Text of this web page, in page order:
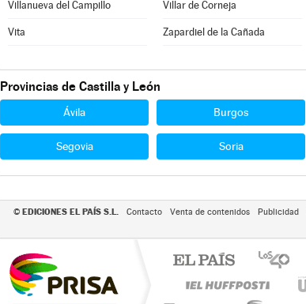
Villanueva del Campillo Villar de Corneja
Vita Zapardiel de la Cañada
Provincias de Castilla y León
Ávila Burgos
Segovia Soria
© EDICIONES EL PAÍS S.L. Contacto Venta de contenidos Publicidad